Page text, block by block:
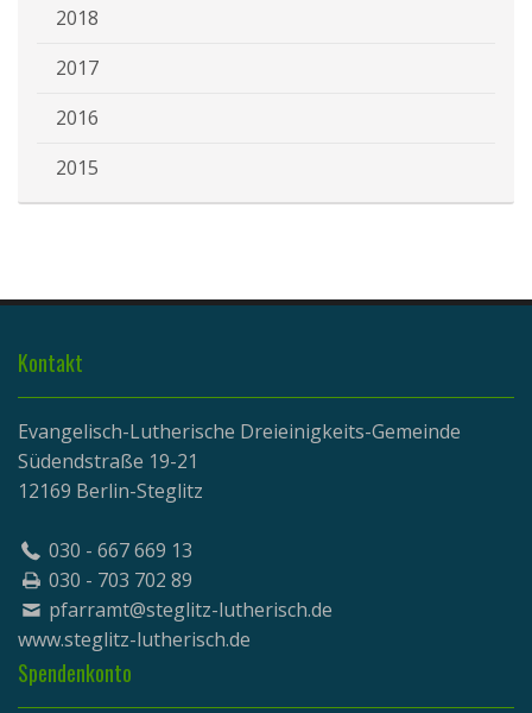
2018
2017
2016
2015
Kontakt
Evangelisch-Lutherische Dreieinigkeits-Gemeinde
Südendstraße 19-21
12169 Berlin-Steglitz
030 - 667 669 13
030 - 703 702 89
pfarramt@steglitz-lutherisch.de
www.steglitz-lutherisch.de
Spendenkonto